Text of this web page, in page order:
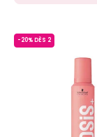
-20% DÈS 2